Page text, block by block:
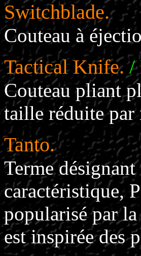
Switchblade.
Couteau à
Tactical Knife. /
Couteau pliant
taille réduite par
Tanto.
Terme
caractéristique,
popularisé par
est inspirée des